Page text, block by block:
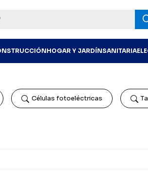
HOGAR Y JARDÍNSANITARIA
Células fotoeléctricas